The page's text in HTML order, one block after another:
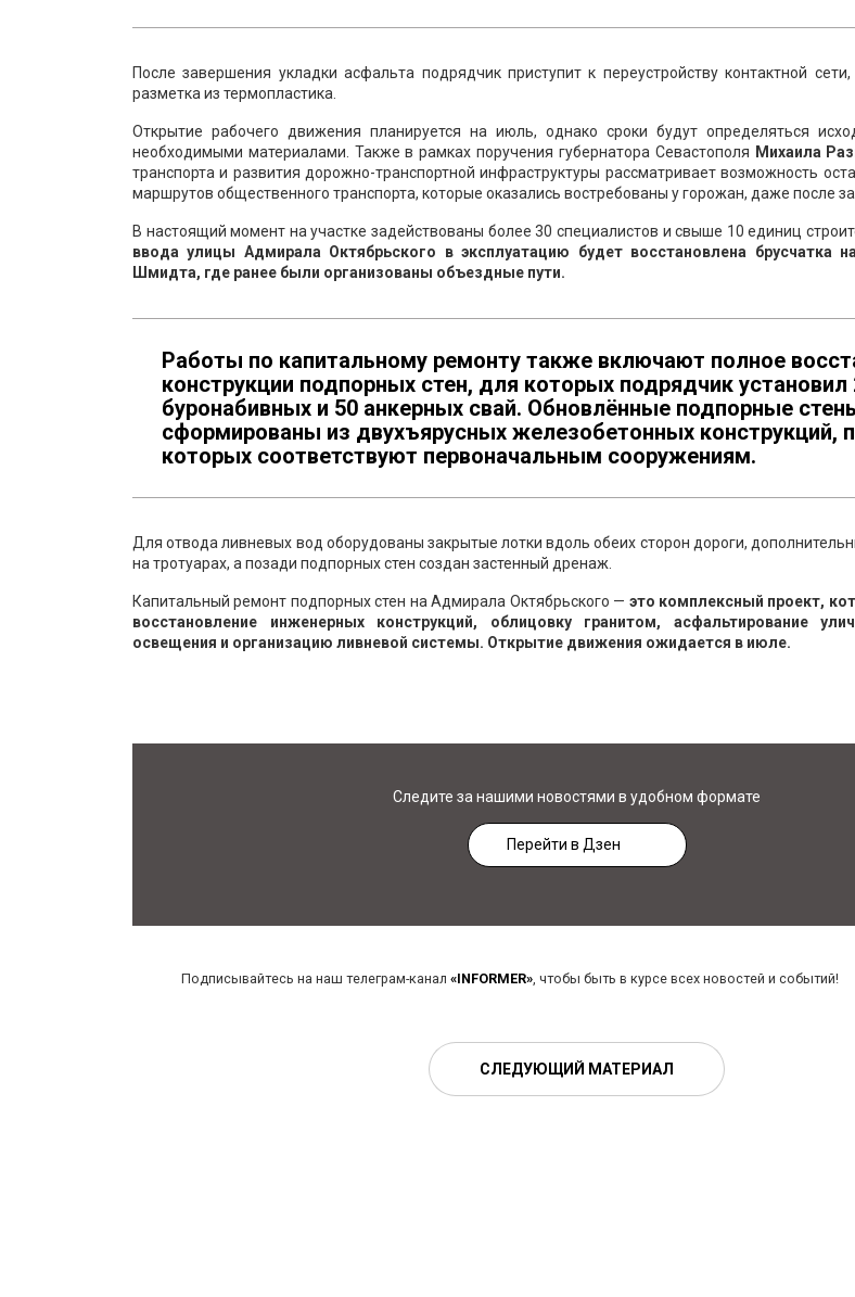
После завершения укладки асфальта подрядчик приступит к переустройству контактной
разметка из термопластика.
Открытие рабочего движения планируется на июль, однако сроки будут определяться
необходимыми материалами. Также в рамках поручения губернатора Севастополя Михаила
транспорта и развития дорожно-транспортной инфраструктуры рассматривает возможность
маршрутов общественного транспорта, которые оказались востребованы у горожан, даже после
В настоящий момент на участке задействованы более 30 специалистов и свыше 10 единиц
ввода улицы Адмирала Октябрьского в эксплуатацию будет восстановлена брусчатка
Шмидта, где ранее были организованы объездные пути.
Работы по капитальному ремонту также включают полное
конструкции подпорных стен, для которых подрядчик установил
буронабивных и 50 анкерных свай. Обновлённые подпорные
сформированы из двухъярусных железобетонных конструкций,
которых соответствуют первоначальным сооружениям.
Для отвода ливневых вод оборудованы закрытые лотки вдоль обеих сторон дороги,
на тротуарах, а позади подпорных стен создан застенный дренаж.
Капитальный ремонт подпорных стен на Адмирала Октябрьского — это комплексный проект,
восстановление инженерных конструкций, облицовку гранитом, асфальтирование
освещения и организацию ливневой системы. Открытие движения ожидается в июле.
Следите за нашими новостями в удобном формате
Перейти в Дзен
Подписывайтесь на наш телеграм-канал «INFORMER», чтобы быть в курсе всех новостей и событий!
СЛЕДУЮЩИЙ МАТЕРИАЛ